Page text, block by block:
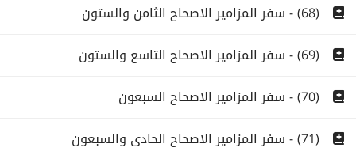
(68) - سفر المزامير الاصحاح الثامن والستون
(69) - سفر المزامير الاصحاح التاسع والستون
(70) - سفر المزامير الاصحاح السبعون
(71) - سفر المزامير الاصحاح الحادى والسبعون